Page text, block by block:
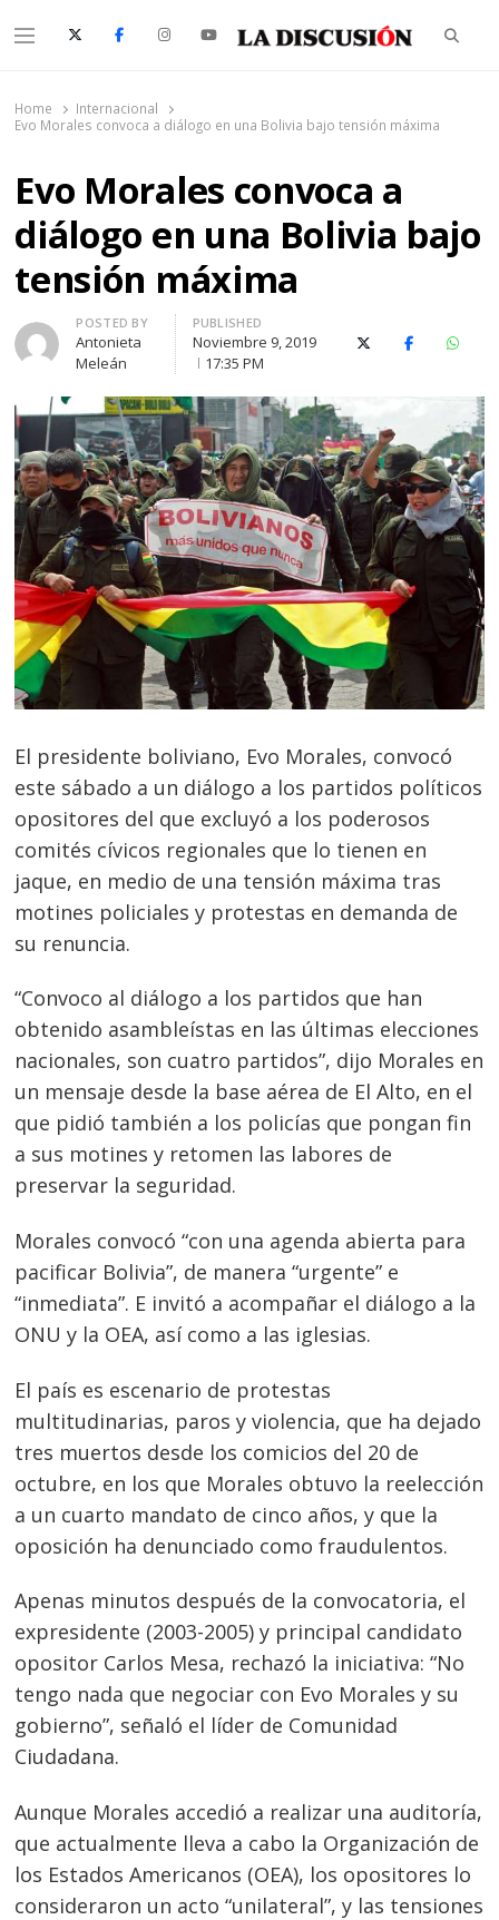
Menu
Home
Internacional
Evo Morales convoca a diálogo en una Bolivia bajo tensión máxima
Evo Morales convoca a
diálogo en una Bolivia bajo
tensión máxima
Author
POSTED BY
Antonieta
Meleán
PUBLISHED
Noviembre 9, 2019
17:35 PM
X (Twitter)Facebook
El presidente boliviano, Evo Morales, convocó
este sábado a un diálogo a los partidos políticos
opositores del que excluyó a los poderosos
comités cívicos regionales que lo tienen en
jaque, en medio de una tensión máxima tras
motines policiales y protestas en demanda de
su renuncia.
“Convoco al diálogo a los partidos que han
obtenido asambleístas en las últimas elecciones
nacionales, son cuatro partidos”, dijo Morales en
un mensaje desde la base aérea de El Alto, en el
que pidió también a los policías que pongan fin
a sus motines y retomen las labores de
preservar la seguridad.
Morales convocó “con una agenda abierta para
pacificar Bolivia”, de manera “urgente” e
“inmediata”. E invitó a acompañar el diálogo a la
ONU y la OEA, así como a las iglesias.
El país es escenario de protestas
multitudinarias, paros y violencia, que ha dejado
tres muertos desde los comicios del 20 de
octubre, en los que Morales obtuvo la reelección
a un cuarto mandato de cinco años, y que la
oposición ha denunciado como fraudulentos.
Apenas minutos después de la convocatoria, el
expresidente (2003-2005) y principal candidato
opositor Carlos Mesa, rechazó la iniciativa: “No
tengo nada que negociar con Evo Morales y su
gobierno”, señaló el líder de Comunidad
Ciudadana.
Aunque Morales accedió a realizar una auditoría,
que actualmente lleva a cabo la Organización de
los Estados Americanos (OEA), los opositores lo
consideraron un acto “unilateral”, y las tensiones
Navegación
de
entradas